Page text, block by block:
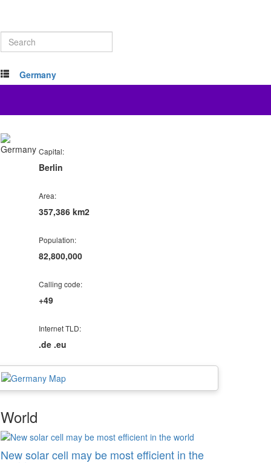
Germany
Capital:
Berlin
Area:
357,386 km2
Population:
82,800,000
Calling code:
+49
Internet TLD:
.de .eu
World
New solar cell may be most efficient in the